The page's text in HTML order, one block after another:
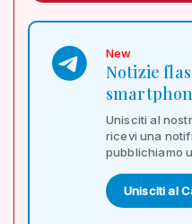
New
Notizie
Unisciti al
ricevi una
pubblichiamo
Unisciti al